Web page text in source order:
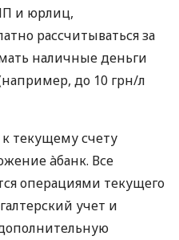
и юрлиц,
рассчитываться за
наличные деньги
до 10 грн/л
текущему счету
àбанк. Все
операциями текущего
учет и